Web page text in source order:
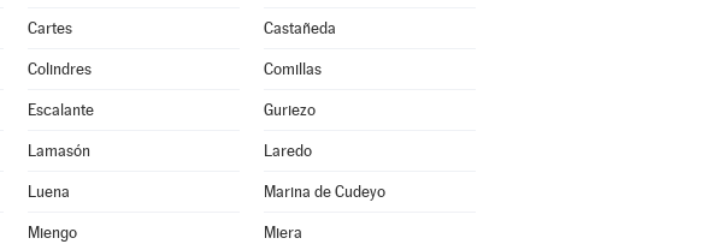
Cartes Castañeda
Colindres Comillas
Escalante Guriezo
Lamasón Laredo
Luena Marina de Cudeyo
Miengo Miera